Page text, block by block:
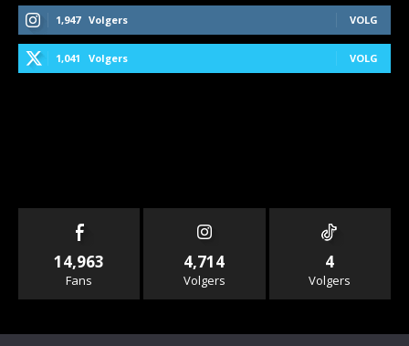
1,947 Volgers VOLG
1,041 Volgers VOLG
14,963
Fans
4,714
Volgers
4
Volgers